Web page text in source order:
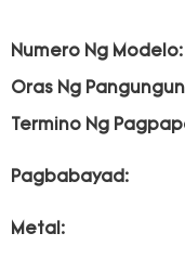
Numero Ng Modelo:
Oras Ng
Termino Ng
Pagbabayad:
Metal: